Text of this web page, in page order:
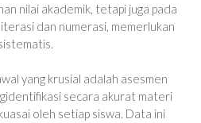
nilai akademik, tetapi juga pada
dan numerasi, memerlukan
yang krusial adalah asesmen
secara akurat materi
oleh setiap siswa. Data ini